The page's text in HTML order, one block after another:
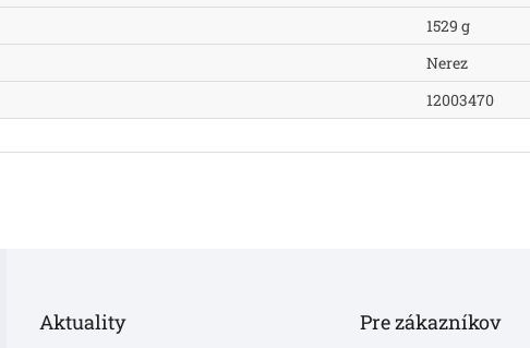
1529 g
Nerez
12003470
Aktuality Pre zákazníkov